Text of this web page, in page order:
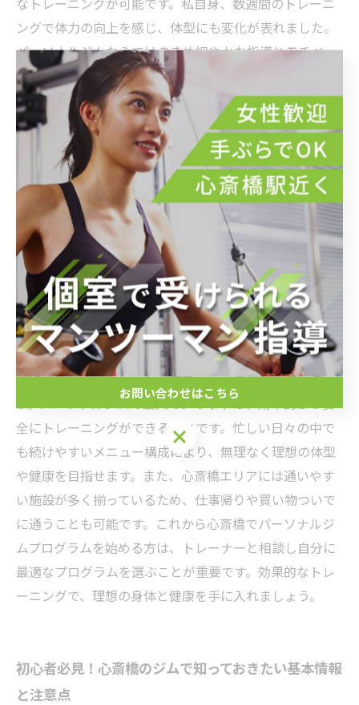
ングで体力の向上を感じ、体型にも変化が表れました。
パーソナルジムならではのきめ細やかな指導とモチベー
ション維持のサポートにより、健康的に理想の身体を目
指せる点が最大のメリットです。心斎橋でのジム通い
は、生活リズムに馴染みやすいプログラムと快適な環境
により、継続した成果を得たい方におすすめです。
理想の体型と健康を手に入れるために心斎橋でプログ
ラムを始めよう
心斎橋は大阪の中心地として、多くの人々が集まるエリ
アです。ここでは仕事や買い物だけでなく、健康維持や
身体づくりへの関心も高まっています。特にパーソナル
ジムの需要が増加しており、専門トレーナーが個々の目
標に合わせたトレーニングプログラムを提供していま
す。パーソナルジムの最大のメリットは、効率的かつ安
全にトレーニングができることです。忙しい日々の中で
も続けやすいメニュー構成により、無理なく理想の体型
や健康を目指せます。また、心斎橋エリアには通いやす
い施設が多く揃っているため、仕事帰りや買い物ついで
に通うことも可能です。これから心斎橋でパーソナルジ
ムプログラムを始める方は、トレーナーと相談し自分に
最適なプログラムを選ぶことが重要です。効果的なトレ
ーニングで、理想の身体と健康を手に入れましょう。
初心者必見！心斎橋のジムで知っておきたい基本情報
と注意点
お問い合わせはこちら